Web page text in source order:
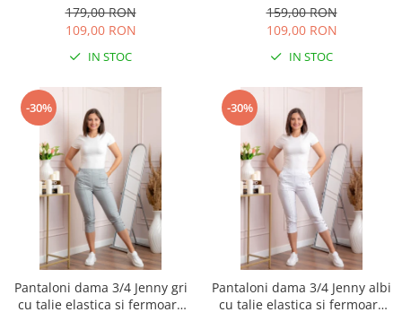
179,00 RON
109,00 RON
IN STOC
159,00 RON
109,00 RON
IN STOC
-30%
Pantaloni dama 3/4 Jenny gri
cu talie elastica si fermoare
-30%
Pantaloni dama 3/4 Jenny albi
cu talie elastica si fermoare